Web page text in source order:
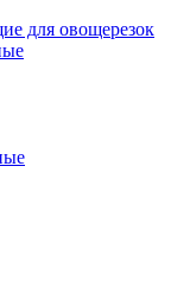
для овощерезок